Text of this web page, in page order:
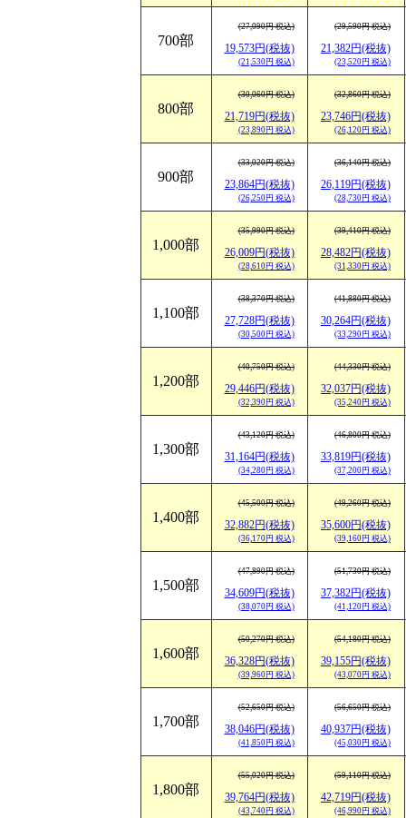
700部
(27,090円 税込)
19,573円(税抜)
(21,530円 税込)
(29,590円 税込)
21,382円(税抜)
(23,520円 税込)
800部
(30,060円 税込)
21,719円(税抜)
(23,890円 税込)
(32,860円 税込)
23,746円(税抜)
(26,120円 税込)
900部
(33,020円 税込)
23,864円(税抜)
(26,250円 税込)
(36,140円 税込)
26,119円(税抜)
(28,730円 税込)
1,000部
(35,990円 税込)
26,009円(税抜)
(28,610円 税込)
(39,410円 税込)
28,482円(税抜)
(31,330円 税込)
1,100部
(38,370円 税込)
27,728円(税抜)
(30,500円 税込)
(41,880円 税込)
30,264円(税抜)
(33,290円 税込)
1,200部
(40,750円 税込)
29,446円(税抜)
(32,390円 税込)
(44,330円 税込)
32,037円(税抜)
(35,240円 税込)
1,300部
(43,120円 税込)
31,164円(税抜)
(34,280円 税込)
(46,800円 税込)
33,819円(税抜)
(37,200円 税込)
1,400部
(45,500円 税込)
32,882円(税抜)
(36,170円 税込)
(49,260円 税込)
35,600円(税抜)
(39,160円 税込)
1,500部
(47,890円 税込)
34,609円(税抜)
(38,070円 税込)
(51,730円 税込)
37,382円(税抜)
(41,120円 税込)
1,600部
(50,270円 税込)
36,328円(税抜)
(39,960円 税込)
(54,180円 税込)
39,155円(税抜)
(43,070円 税込)
1,700部
(52,650円 税込)
38,046円(税抜)
(41,850円 税込)
(56,650円 税込)
40,937円(税抜)
(45,030円 税込)
1,800部
(55,020円 税込)
39,764円(税抜)
(43,740円 税込)
(59,110円 税込)
42,719円(税抜)
(46,990円 税込)